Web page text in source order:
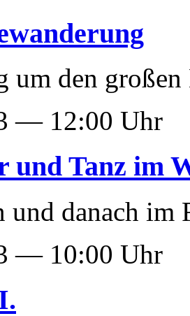
um den
— 12:00 Uhr
und Tanz im
und danach im
— 10:00 Uhr